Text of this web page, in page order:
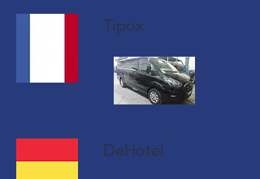
Tipox
DeHotel